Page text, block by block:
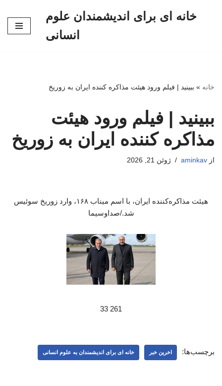
خانه ای برای اندیشمندان علوم
انسانی
خانه » ببینید | فیلم ورود هیئت مذاکره کننده ایران به زوریخ
ببینید | فیلم ورود هیئت
مذاکره کننده ایران به زوریخ
از aminkav ژوئن 21, 2026
هیئت مذاکره‌کننده ایران، با اسم میناب ۱۶۸، وارد زوریخ سوئیس
شد./صداوسیما
261 33
برچسب‌ها: اخرین خبر خانه ای برای اندیشمندان به علوم انسانی